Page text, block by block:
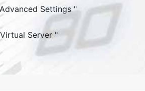
Advanced Settings"
Virtual Server"